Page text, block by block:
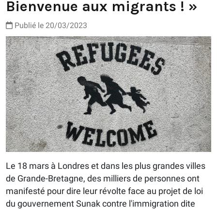
Bienvenue aux migrants ! »
Publié le 20/03/2023
Le 18 mars à Londres et dans les plus grandes villes
de Grande-Bretagne, des milliers de personnes ont
manifesté pour dire leur révolte face au projet de loi
du gouvernement Sunak contre l'immigration dite